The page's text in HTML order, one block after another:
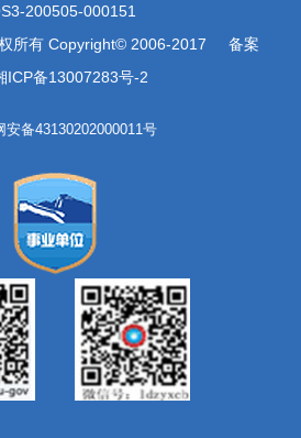
200505-000151
所有 Copyright© 2006-2017 备案
ICP备13007283号-2
安备43130202000011号